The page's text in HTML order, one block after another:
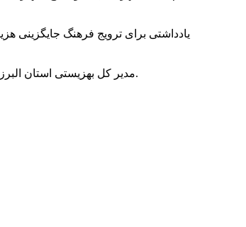
یادداشتی برای ترویج فرهنگ جایگزینی
مدیر کل بهزیستی استان البرز از شناسایی ۲ هزار و ۴۰۰ کودک دارای اختلالات بینایی در این استان خبر داد.